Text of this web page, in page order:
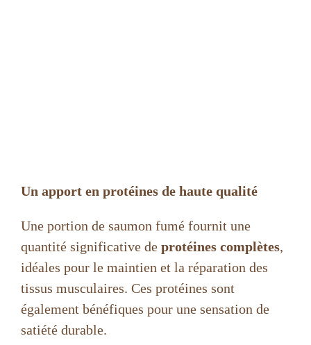
Un apport en protéines de haute qualité
Une portion de saumon fumé fournit une
quantité significative de protéines complètes,
idéales pour le maintien et la réparation des
tissus musculaires. Ces protéines sont
également bénéfiques pour une sensation de
satiété durable.